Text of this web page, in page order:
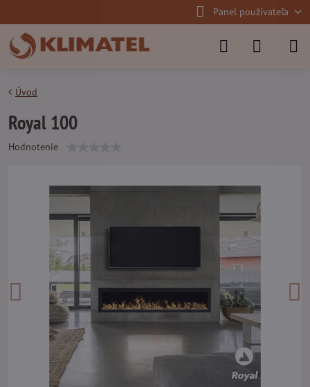
Panel používateľa
Úvod
Royal 100
Hodnotenie